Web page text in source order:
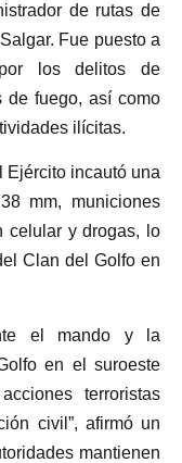
de rutas de
Fue puesto a
los delitos de
de fuego, así como
ilícitas.
Ejército incautó una
mm, municiones
celular y drogas, lo
Clan del Golfo en
el mando y la
en el suroeste
terroristas
civil”, afirmó un
mantienen